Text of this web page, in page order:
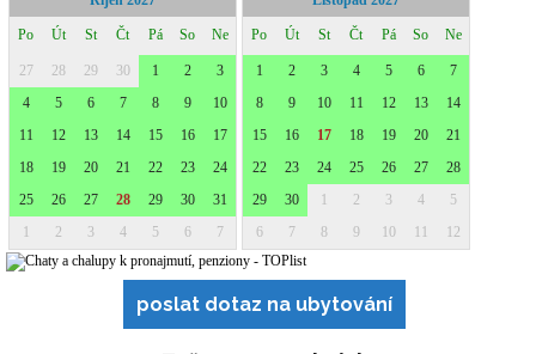
poslat dotaz na ubytování